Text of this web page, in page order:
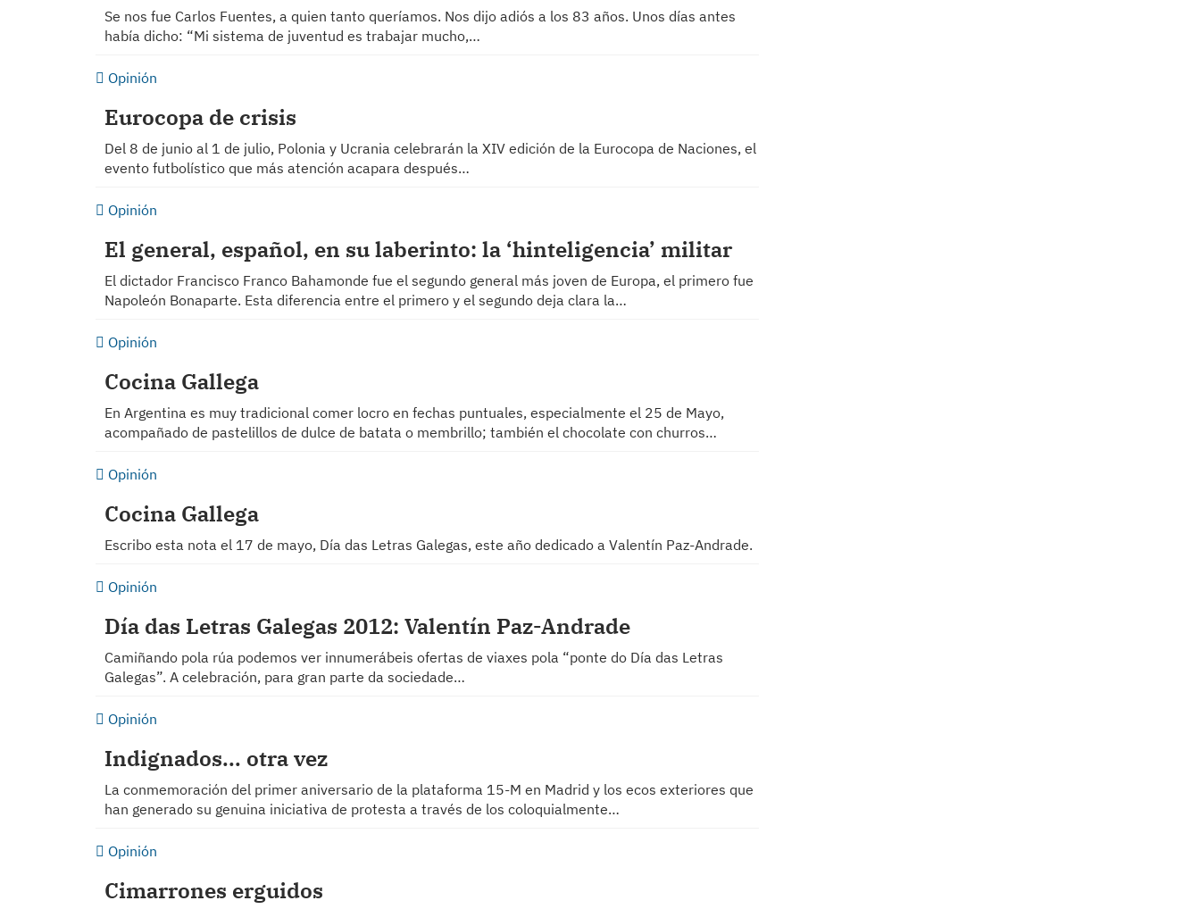
Se nos fue Carlos Fuentes, a quien tanto queríamos. Nos dijo adiós a los 83 años. Unos días antes
había dicho: “Mi sistema de juventud es trabajar mucho,…
Opinión
Eurocopa de crisis
Del 8 de junio al 1 de julio, Polonia y Ucrania celebrarán la XIV edición de la Eurocopa de Naciones, el
evento futbolístico que más atención acapara después…
Opinión
El general, español, en su laberinto: la ‘hinteligencia’ militar
El dictador Francisco Franco Bahamonde fue el segundo general más joven de Europa, el primero fue
Napoleón Bonaparte. Esta diferencia entre el primero y el segundo deja clara la…
Opinión
Cocina Gallega
En Argentina es muy tradicional comer locro en fechas puntuales, especialmente el 25 de Mayo,
acompañado de pastelillos de dulce de batata o membrillo; también el chocolate con churros…
Opinión
Cocina Gallega
Escribo esta nota el 17 de mayo, Día das Letras Galegas, este año dedicado a Valentín Paz-Andrade.
Opinión
Día das Letras Galegas 2012: Valentín Paz-Andrade
Camiñando pola rúa podemos ver innumerábeis ofertas de viaxes pola “ponte do Día das Letras
Galegas”. A celebración, para gran parte da sociedade…
Opinión
Indignados... otra vez
La conmemoración del primer aniversario de la plataforma 15-M en Madrid y los ecos exteriores que
han generado su genuina iniciativa de protesta a través de los coloquialmente…
Opinión
Cimarrones erguidos